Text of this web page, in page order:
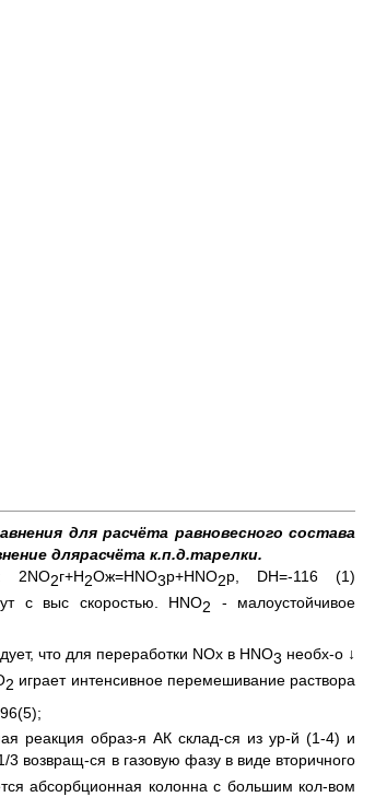
для расчёта равновесного состава
длярасчёта к.п.д.тарелки.
2NO2г+H2Oж=HNO3р+HNO2р, DН=-116 (1)
с выс скоростью. HNO2 - малоустойчивое
что для переработки NOх в HNO3 необх-о ↓
2 играет интенсивное перемешивание раствора
реакция образ-я АК склад-ся из ур-й (1-4) и
3 возвращ-ся в газовую фазу в виде вторичного
абсорбционная колонна с большим кол-вом